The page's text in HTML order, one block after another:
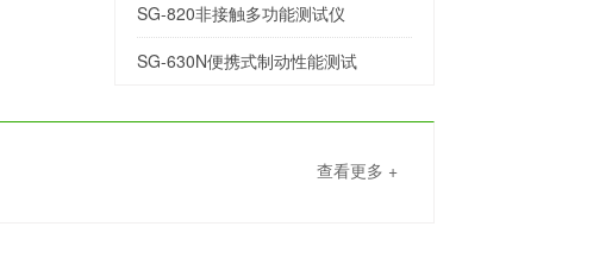
SG-820非接触多功能测试仪
SG-630N便携式制动性能测试
查看更多 +